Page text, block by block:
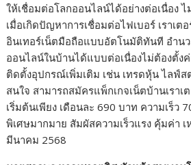
ให้เชื่อมต่อโลกออนไลน์ได้อย่างต่อเนื่อง
เมื่อเกิดปัญหาการเชื่อมต่อไฟเบอร์ เราเต
อินเทอร์เน็ตมือถือแบบอัตโนมัติทันที อำน
ออนไลน์ในบ้านได้แบบต่อเนื่องไม่ต้องตั้ง
ติดตั้งอุปกรณ์เพิ่มเติม เช่น เทรดหุ้น ไลฟ์
สนใจ สามารถสมัครแพ็กเกจเน็ตบ้านเรา
เริ่มต้นเพียง เดือนละ 690 บาท ความเร็ว
พิเศษมากมาย สัมผัสความเร็วแรง คุ้มค่า
มีนาคม 2568